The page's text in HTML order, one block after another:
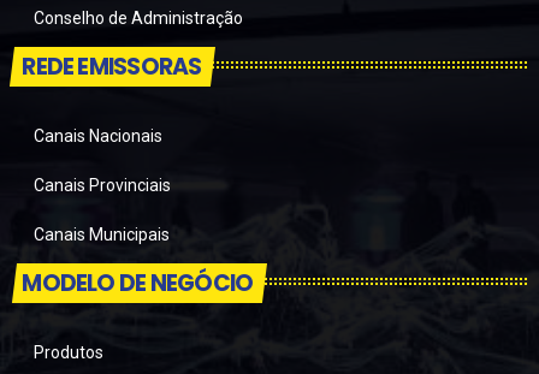
Conselho de Administração
REDE EMISSORAS
Canais Nacionais
Canais Provinciais
Canais Municipais
MODELO DE NEGÓCIO
Produtos